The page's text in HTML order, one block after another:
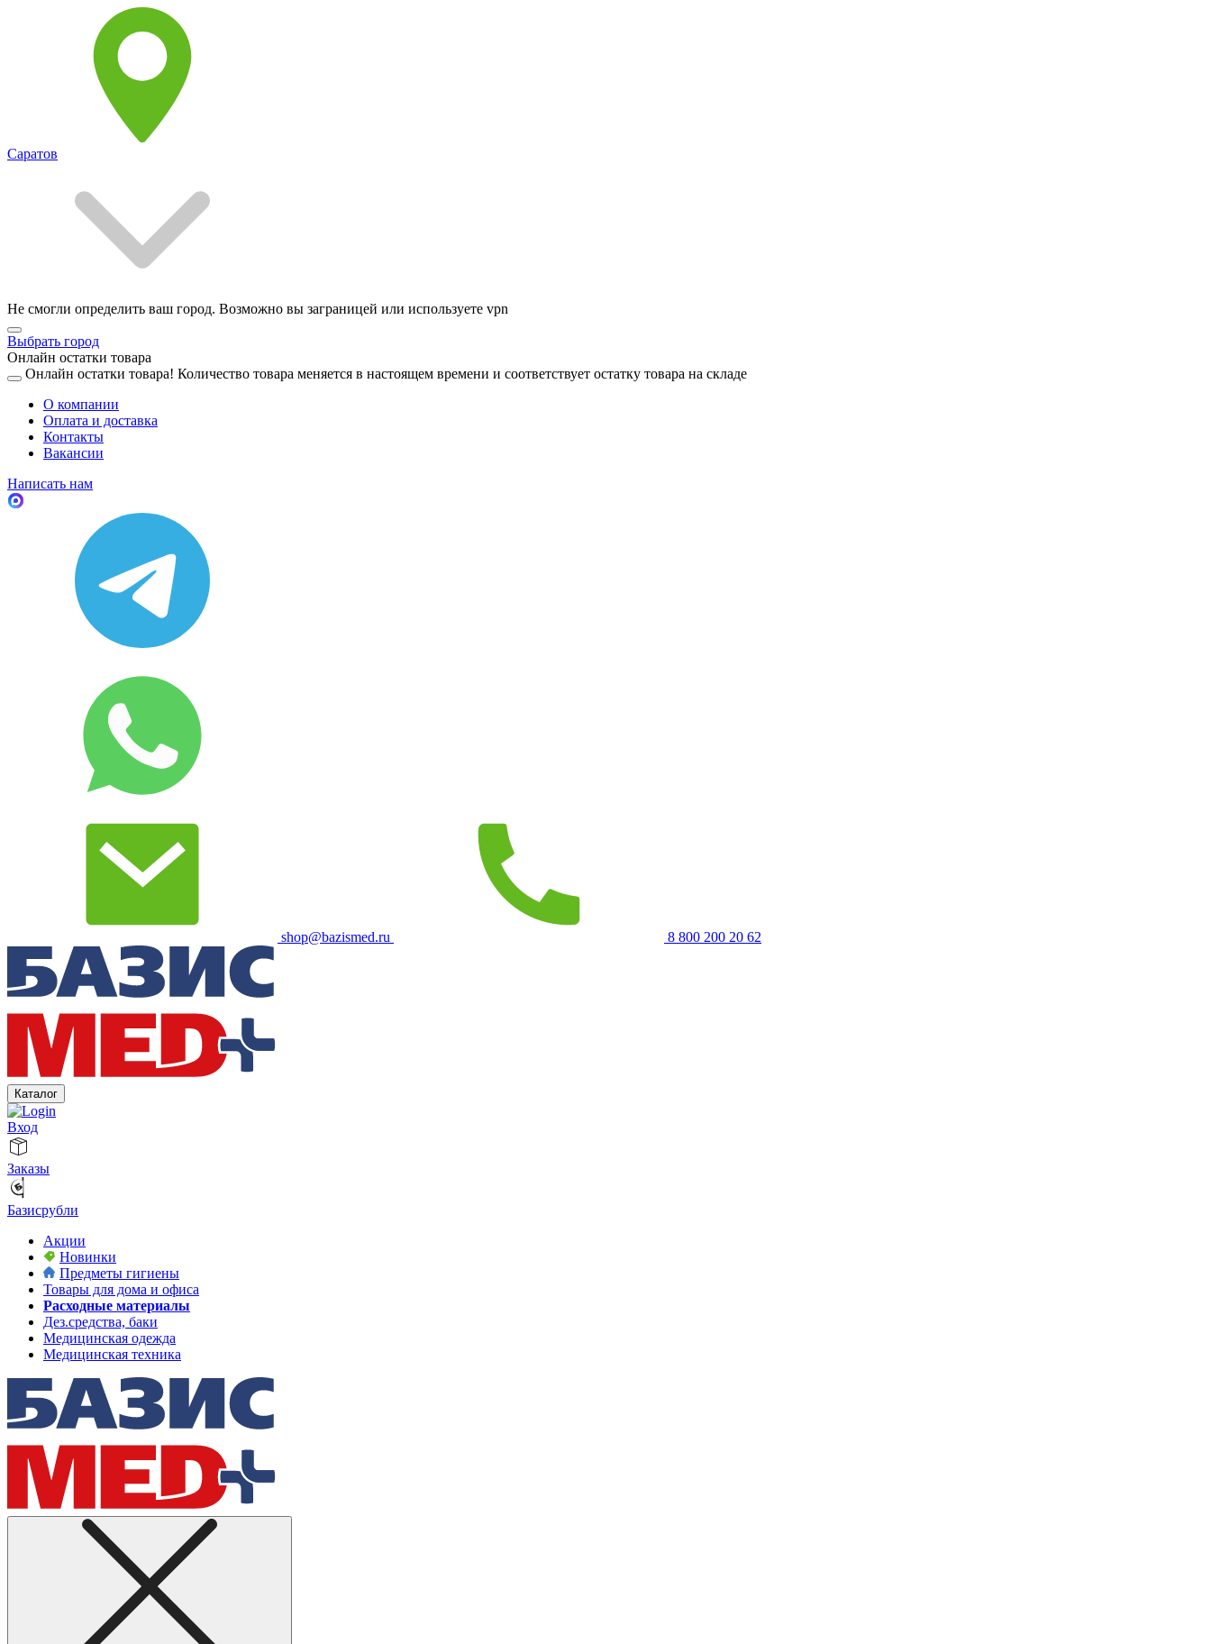
Саратов
Не смогли определить ваш город. Возможно вы заграницей или используете vpn
Выбрать город
Онлайн остатки товара
Онлайн остатки товара! Количество товара меняется в настоящем времени и соответствует остатку товара на складе
О компании
Оплата и доставка
Контакты
Вакансии
Написать нам
shop@bazismed.ru 8 800 200 20 62
Каталог
Вход
Заказы
Базисрубли
Акции
Новинки
Предметы гигиены
Товары для дома и офиса
Расходные материалы
Дез.средства, баки
Медицинская одежда
Медицинская техника